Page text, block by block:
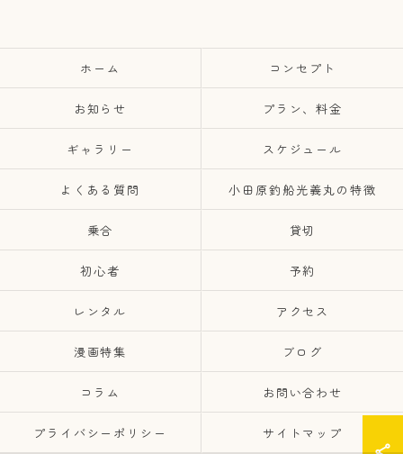
ホーム コンセプト
お知らせ プラン、料金
ギャラリー スケジュール
よくある質問 小田原釣船光義丸の特徴
乗合 貸切
初心者 予約
レンタル アクセス
漫画特集 ブログ
コラム お問い合わせ
プライバシーポリシー サイトマップ